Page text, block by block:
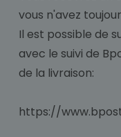
vous n'avez
Il est possible de
avec le suivi de
de la livraison:
https://